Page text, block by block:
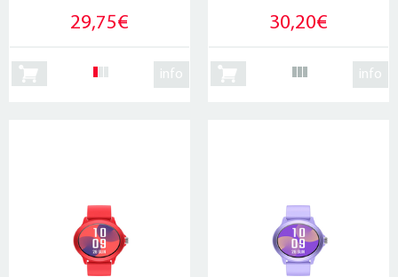
29,75€
info
30,20€
info